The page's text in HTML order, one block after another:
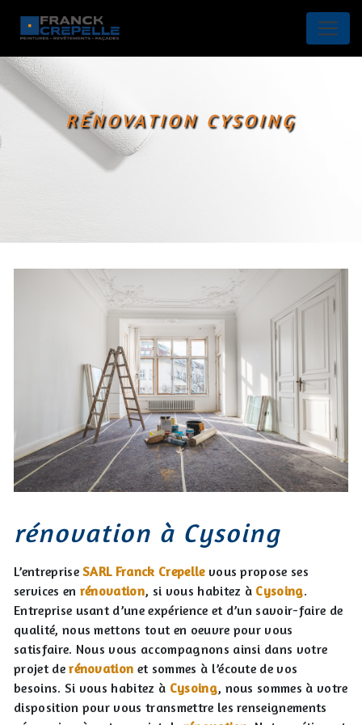
RÉNOVATION CYSOING
rénovation à Cysoing
L’entrepriseSARL Franck Crepellevous propose ses
services en rénovation, si vous habitez à Cysoing.
Entreprise usant d’une expérience et d’un savoir-faire de
qualité, nous mettons tout en oeuvre pour vous
satisfaire. Nous vous accompagnons ainsi dans votre
projet derénovation et sommes à l’écoute de vos
besoins. Si vous habitez à Cysoing, nous sommes à votre
disposition pour vous transmettre les renseignements